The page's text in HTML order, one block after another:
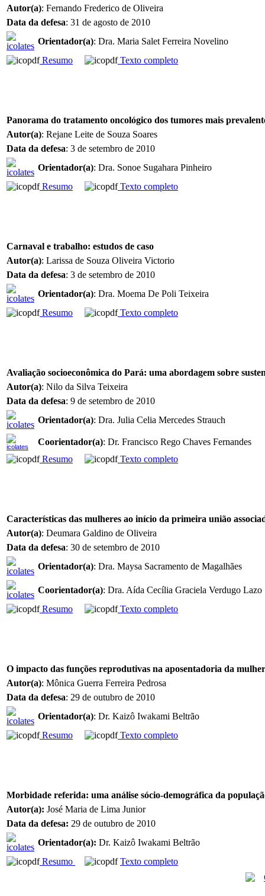
Autor(a): Fernando Frederico de Oliveira
Data da defesa: 31 de agosto de 2010
Orientador(a): Dra. Maria Salet Ferreira Novelino
Resumo
Texto completo
Panorama do tratamento oncológico dos tumores mais
Autor(a): Rejane Leite de Souza Soares
Data da defesa: 3 de setembro de 2010
Orientador(a): Dra. Sonoe Sugahara Pinheiro
Resumo
Texto completo
Carnaval e trabalho: estudos de caso
Autor(a): Larissa de Souza Oliveira Victorio
Data da defesa: 3 de setembro de 2010
Orientador(a): Dra. Moema De Poli Teixeira
Resumo
Texto completo
Avaliação socioeconômica do Pará: uma abordagem sobre
Autor(a): Nilo da Silva Teixeira
Data da defesa: 9 de setembro de 2010
Orientador(a): Dra. Julia Celia Mercedes Strauch
Coorientador(a): Dr. Francisco Rego Chaves Fernandes
Resumo
Texto completo
Características das mulheres ao início da primeira união
Autor(a): Deumara Galdino de Oliveira
Data da defesa: 30 de setembro de 2010
Orientador(a): Dra. Maysa Sacramento de Magalhães
Coorientador(a): Dra. Aída Cecília Graciela Verdugo Lazo
Resumo
Texto completo
O impacto das funções reprodutivas na aposentadoria da
Autor(a): Mônica Guerra Ferreira Pedrosa
Data da defesa: 29 de outubro de 2010
Orientador(a): Dr. Kaizô Iwakami Beltrão
Resumo
Texto completo
Morbidade referida: uma análise sócio-demográfica da
Autor(a): José Maria de Lima Junior
Data da defesa: 29 de outubro de 2010
Orientador(a): Dr. Kaizô Iwakami Beltrão
Resumo
Texto completo